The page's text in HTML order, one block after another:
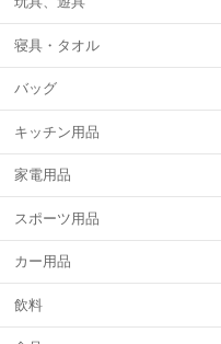
寝具・タオル
バッグ
キッチン用品
家電用品
スポーツ用品
カー用品
飲料